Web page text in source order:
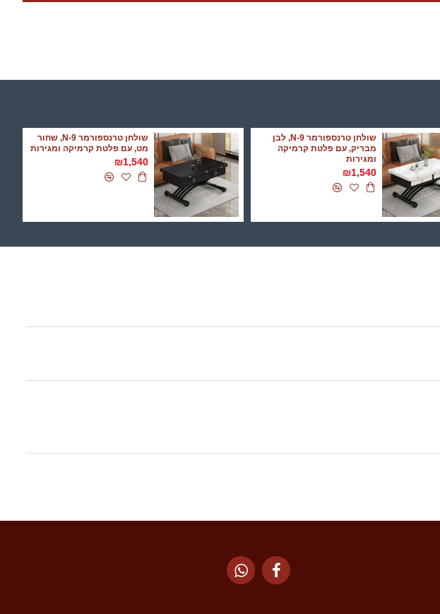
שולחן טרנספורמר N-9, לבן
מבריק, עם פלטת קרמיקה
ומגירות
₪1,540
שולחן טרנספורמר N-9, שחור
מט, עם פלטת קרמיקה ומגירות
₪1,540